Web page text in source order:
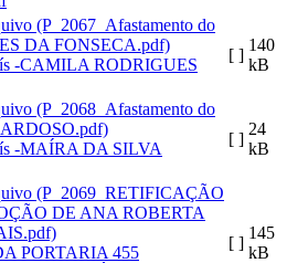
-CAMILA RODRIGUES
[ ]
140
kB
-MAÍRA DA SILVA
[ ]
24
kB
PORTARIA 455
[ ]
145
kB